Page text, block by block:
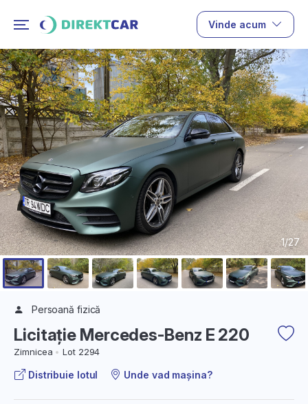
Vinde acum
Licitație Mercedes-Benz E 220
Zimnicea Lot 2294
1/27
Persoană fizică
Distribuie lotul Unde vad mașina?